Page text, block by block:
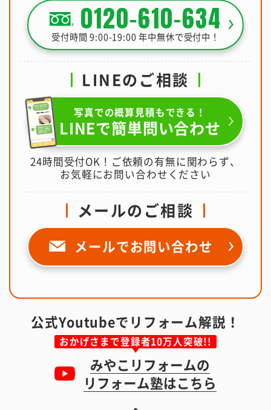
0120-610-634
受付時間 9:00-19:00 年中無休で受付中！
LINEのご相談
写真での概算見積もできる！
LINEで簡単問い合わせ
24時間受付OK！ご依頼の有無に関わらず、
お気軽にお問い合わせください
メールのご相談
メールでお問い合わせ
公式Youtubeでリフォーム解説！
おかげさまで登録者10万人突破!!
みやこリフォームの
リフォーム塾はこちら